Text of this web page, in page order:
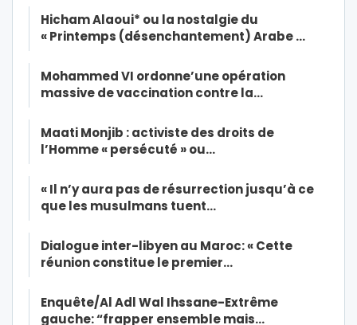
Hicham Alaoui* ou la nostalgie du
« Printemps (désenchantement) Arabe …
Mohammed VI ordonne’une opération
massive de vaccination contre la…
Maati Monjib : activiste des droits de
l’Homme « persécuté » ou…
« Il n’y aura pas de résurrection jusqu’à ce
que les musulmans tuent…
Dialogue inter-libyen au Maroc: « Cette
réunion constitue le premier…
Enquête/Al Adl Wal Ihssane-Extrême
gauche: “frapper ensemble mais…